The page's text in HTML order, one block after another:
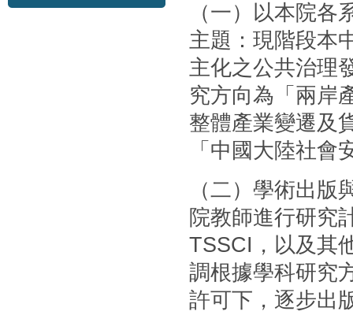
（一）以本院
主題：現階段本
主化之公共治理
究方向為「兩岸
整體產業變遷及
「中國大陸社會
（二）學術出
院教師進行研究
TSSCI，以及其
調根據學科研究
許可下，逐步出